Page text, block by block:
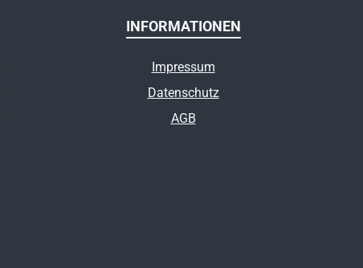
INFORMATIONEN
Impressum
Datenschutz
AGB